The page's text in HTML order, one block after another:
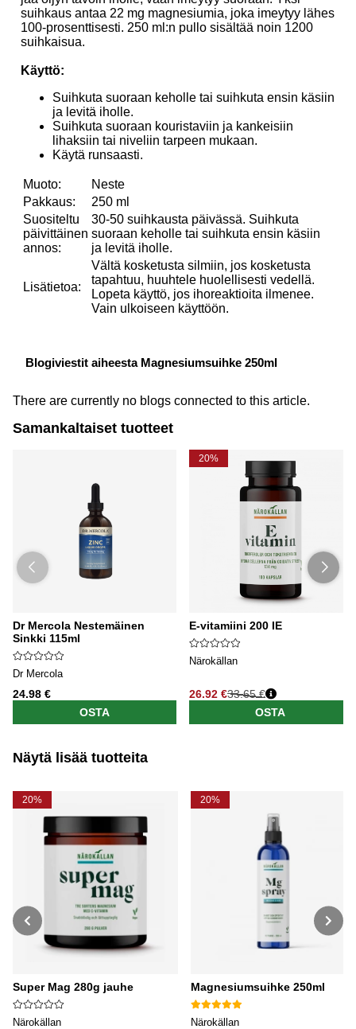
suihkaus antaa 22 mg magnesiumia, joka imeytyy lähes
100-prosenttisesti. 250 ml:n pullo sisältää noin 1200
suihkaisua.
Käyttö:
Suihkuta suoraan keholle tai suihkuta ensin käsiin
ja levitä iholle.
Suihkuta suoraan kouristaviin ja kankeisiin
lihaksiin tai niveliin tarpeen mukaan.
Käytä runsaasti.
Muoto:
Neste
Pakkaus:
250 ml
Suositeltu
päivittäinen
annos:
30-50 suihkausta päivässä. Suihkuta
suoraan keholle tai suihkuta ensin käsiin
ja levitä iholle.
Lisätietoa:
Vältä kosketusta silmiin, jos kosketusta
tapahtuu, huuhtele huolellisesti vedellä.
Lopeta käyttö, jos ihoreaktioita ilmenee.
Vain ulkoiseen käyttöön.
Blogiviestit aiheesta Magnesiumsuihke 250ml
There are currently no blogs connected to this article.
Samankaltaiset tuotteet
Dr Mercola Nestemäinen
Sinkki 115ml
Dr Mercola
24.98 €
OSTA
20%
E-vitamiini 200 IE
Närokällan
26.92 €33.65 €
OSTA
Näytä lisää tuotteita
20%
Super Mag 280g jauhe
Närokällan
20%
Magnesiumsuihke 250ml
Närokällan